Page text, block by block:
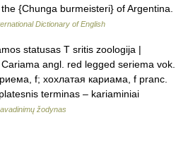
{Chunga burmeisteri} of Argentina.
Dictionary of English
statusas T sritis zoologija |
angl. red legged seriema vok.
f; хохлатая кариама, f pranc.
terminas – kariaminiai
žodynas